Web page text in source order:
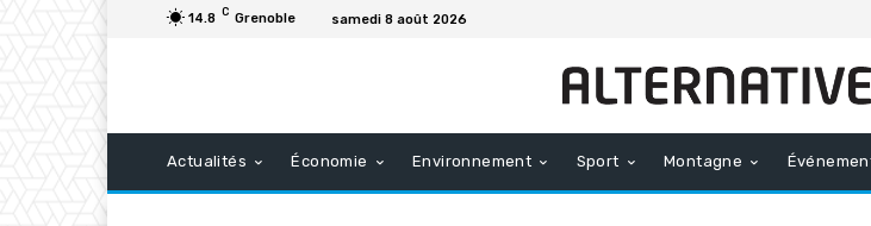
14.8 C Grenoble samedi 8 août 2026
Actualités Économie Environnement Sport Montagne